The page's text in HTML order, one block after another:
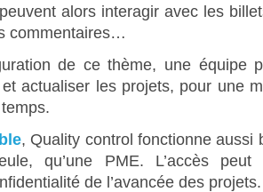
alors interagir avec les
commentaires…
de ce thème, une équipe
actualiser les projets, pour une
, Quality control fonctionne aussi
qu’une PME. L’accès
de l’avancée des projets.